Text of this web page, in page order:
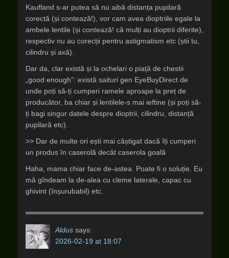
Kaufland s-ar putea să nu aibă distanța pupilară
corectă (și contează!), vor cam avea dioptriile egale la
ambele lentile (și contează! că mulți au dioptrii diferite),
respectiv nu au corecții pentru astigmatism etc (știi tu,
cilindru și axă).
Dar da, clar există și la ochelari o piață de chestii
„good enough”: există saituri gen EyeBuyDirect de
unde poți să-ți cumperi ramele aproape la preț de
producător, ba chiar și lentilele-s mai ieftine (și poți să-
ți bagi singur datele despre dioptrii, cilindru, distanță
pupilară etc).
>> Dar de multe ori ești mai câștigat dacă îți cumperi
un produs în caserolă decât caserola goală
Haha, mama chiar face de-astea. Poate fi o soluție. Eu
mă gîndeam la de-alea cu cleme laterale, capac cu
ghivint (înșurubabil) etc.
Aldus says:
2026-02-19 at 18:07